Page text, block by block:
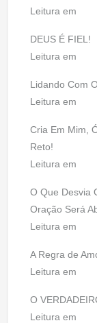
Leitura em
DEUS É FIEL!
Leitura em
Lidando Com
Leitura em
Cria Em Mim,
Reto!
Leitura em
O Que Desvia
Oração Será
Leitura em
A Regra de
Leitura em
O
Leitura em